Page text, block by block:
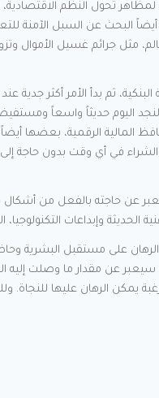
تحول النظم
البحث عن السبل الآمنة
مثل جرائم غسيل الأموال
ثم بدأ الأمر أكثر جدية
اليوم حديثاً واسعاً
المالية الرقمية، بعضها
في أي وقت بدون حاجة
عن حاجته بالفعل من أشكال قد
الحديثة وإبداعات
الرهان على مستقبل البشرية
سيعبر عن مقدار ما وصلت إليه
يمكن الرهان عليها للنجاة.